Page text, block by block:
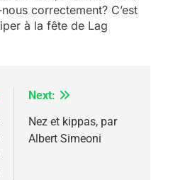
correctement? C’est
à la fête de Lag
Next:
Nez et kippas, par
Albert Simeoni
l’année la plus
selon le
DIGNE ET RÉSILIENTE :
JE REVENDIQUE
par Thérèse
Dvir
JUDAISME